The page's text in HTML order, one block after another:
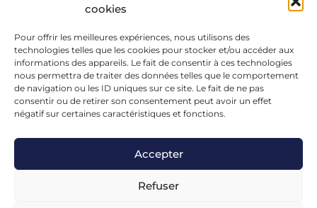
cookies
Pour offrir les meilleures expériences, nous utilisons des
technologies telles que les cookies pour stocker et/ou accéder aux
informations des appareils. Le fait de consentir à ces technologies
nous permettra de traiter des données telles que le comportement
de navigation ou les ID uniques sur ce site. Le fait de ne pas
consentir ou de retirer son consentement peut avoir un effet
négatif sur certaines caractéristiques et fonctions.
Accepter
Refuser
Mail
alexandra.dargentre@sfr.fr